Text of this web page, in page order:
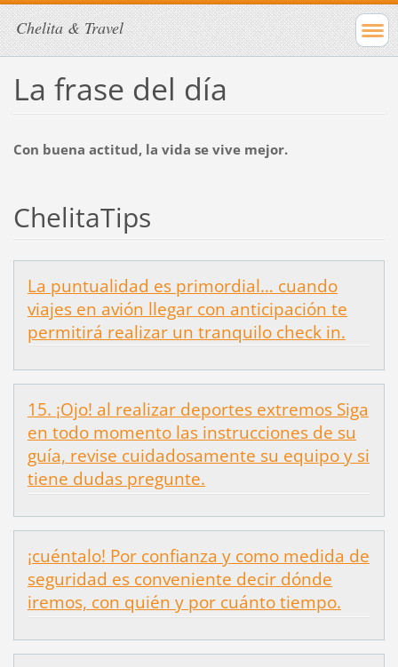
Chelita & Travel
La frase del día
Con buena actitud, la vida se vive mejor.
ChelitaTips
La puntualidad es primordial… cuando
viajes en avión llegar con anticipación te
permitirá realizar un tranquilo check in.
15. ¡Ojo! al realizar deportes extremos Siga
en todo momento las instrucciones de su
guía, revise cuidadosamente su equipo y si
tiene dudas pregunte.
¡cuéntalo! Por confianza y como medida de
seguridad es conveniente decir dónde
iremos, con quién y por cuánto tiempo.